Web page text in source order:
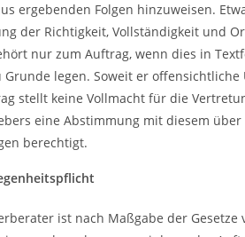
ergebenden Folgen hinzuweisen.
der Richtigkeit, Vollständigkeit und
nur zum Auftrag, wenn dies in
Grunde legen. Soweit er
stellt keine Vollmacht für die
eine Abstimmung mit diesem
berechtigt.
ist nach Maßgabe der